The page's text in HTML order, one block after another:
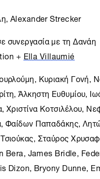
Alexander Strecker
συνεργασία με τη Δανάη
+ Ella Villaumié
Κυριακή Γονή,
Άλκηστη Ευθυμίου,
Κοτσιλέλου,
Φαίδων Παπαδάκης,
Σταύρος
Bera, James Bridle,
Dizon, Bryony Dunne,